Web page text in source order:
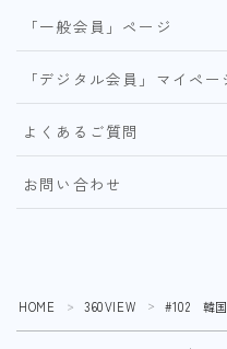
「一般会員」ページ
「デジタル会員」マイペー
よくあるご質問
お問い合わせ
HOME ＞ 360VIEW ＞ #102 韓国